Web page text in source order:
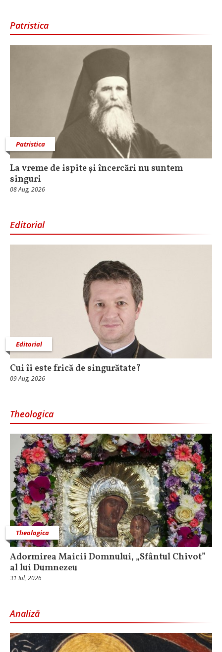
Patristica
Patristica
La vreme de ispite și încercări nu suntem
singuri
08 Aug, 2026
Editorial
Editorial
Cui îi este frică de singurătate?
09 Aug, 2026
Theologica
Theologica
Adormirea Maicii Domnului, „Sfântul Chivot”
al lui Dumnezeu
31 Iul, 2026
Analiză